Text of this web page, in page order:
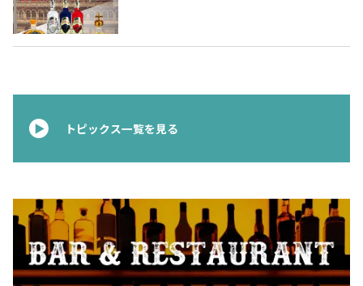
トピックス一覧を見る